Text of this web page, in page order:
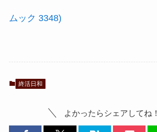
ムック 3348)
終活日和
よかったらシェアしてね！